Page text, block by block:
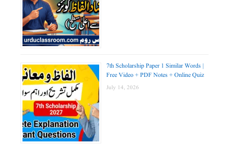
7th Scholarship Paper 1 Similar Words |
Free Video + PDF Notes + Online Quiz
July 14, 2026